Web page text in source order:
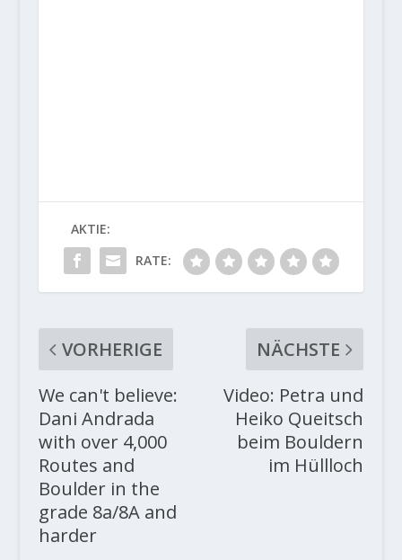
AKTIE:
RATE:
VORHERIGE
We can't believe:
Dani Andrada
with over 4,000
Routes and
Boulder in the
grade 8a/8A and
harder
NÄCHSTE
Video: Petra und
Heiko Queitsch
beim Bouldern
im Hüllloch